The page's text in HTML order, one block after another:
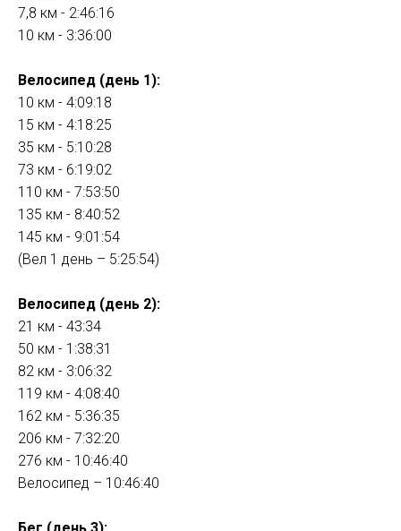
7,8 км - 2:46:16
10 км - 3:36:00
Велосипед (день 1):
10 км - 4:09:18
15 км - 4:18:25
35 км - 5:10:28
73 км - 6:19:02
110 км - 7:53:50
135 км - 8:40:52
145 км - 9:01:54
(Вел 1 день – 5:25:54)
Велосипед (день 2):
21 км - 43:34
50 км - 1:38:31
82 км - 3:06:32
119 км - 4:08:40
162 км - 5:36:35
206 км - 7:32:20
276 км - 10:46:40
Велосипед – 10:46:40